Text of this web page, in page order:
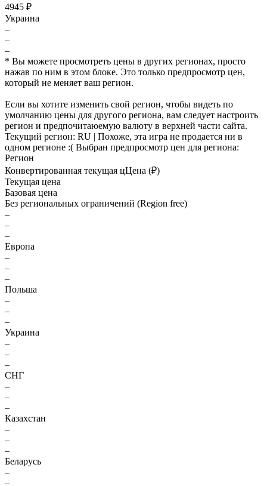
4945 ₽
Украина
–
–
–
* Вы можете просмотреть цены в других регионах, просто
нажав по ним в этом блоке. Это только предпросмотр цен,
который не меняет ваш регион.
Если вы хотите изменить свой регион, чтобы видеть по
умолчанию цены для другого региона, вам следует настроить
регион и предпочитаюемую валюту в верхней части сайта.
Текущий регион: RU | Похоже, эта игра не продается ни в
одном регионе :( Выбран предпросмотр цен для региона:
Регион
Конвертированная текущая цЦена (₽)
Текущая цена
Базовая цена
Без региональных ограничений (Region free)
–
–
–
Европа
–
–
–
Польша
–
–
–
Украина
–
–
–
СНГ
–
–
–
Казахстан
–
–
–
Беларусь
–
–